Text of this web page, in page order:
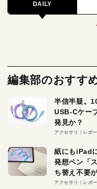
DAILY
編集部のおすす
半信半疑。
USB-Cケー
発見か？
アクセサリ レポ
紙にもiPad
発想ペン「
ち替え不要
アクセサリ レポ